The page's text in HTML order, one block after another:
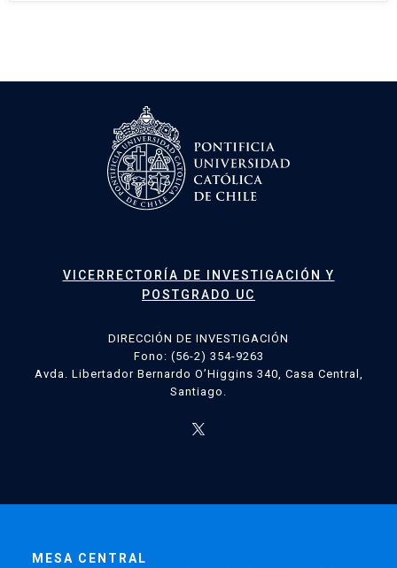
VICERRECTORÍA DE INVESTIGACIÓN Y
POSTGRADO UC
DIRECCIÓN DE INVESTIGACIÓN
Fono: (56-2) 354-9263
Avda. Libertador Bernardo O’Higgins 340, Casa Central,
Santiago.
MESA CENTRAL